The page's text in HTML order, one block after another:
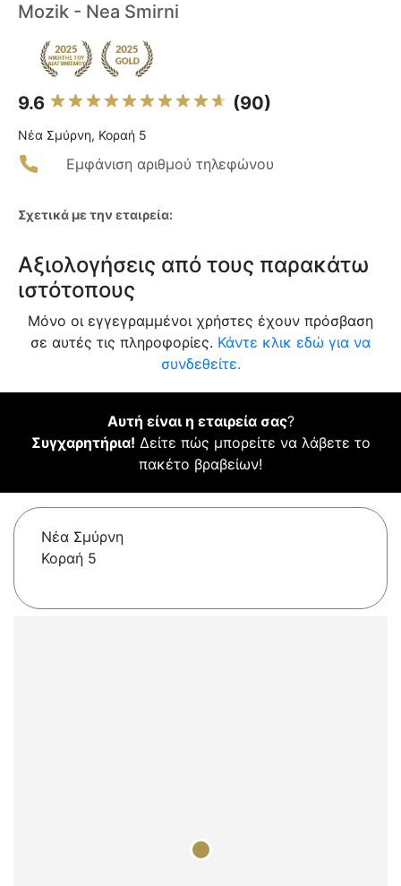
Mozik - Nea Smirni
9.6 (90)
Νέα Σμύρνη, Κοραή 5
Εμφάνιση αριθμού τηλεφώνου
Σχετικά με την εταιρεία:
Αξιολογήσεις από τους παρακάτω
ιστότοπους
Μόνο οι εγγεγραμμένοι χρήστες έχουν πρόσβαση
σε αυτές τις πληροφορίες. Κάντε κλικ εδώ για να
συνδεθείτε.
Αυτή είναι η εταιρεία σας?
Συγχαρητήρια! Δείτε πώς μπορείτε να λάβετε το
πακέτο βραβείων!
Νέα Σμύρνη
Κοραή 5